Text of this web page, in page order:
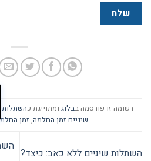
רשומה זו פורסמה בבלוג ומתוייגת כהשתלות
שיניים זמן החלמה, זמן
השתלות שיניים ללא כאב: כיצד?